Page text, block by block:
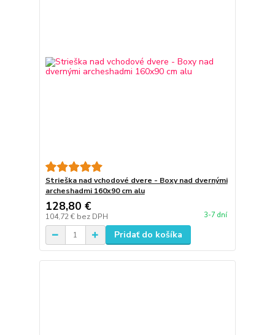
Strieška nad vchodové dvere - Boxy nad dvernými
archeshadmi 160x90 cm alu
128,80 €
104,72 € bez DPH 3-7 dní
Pridať do košíka